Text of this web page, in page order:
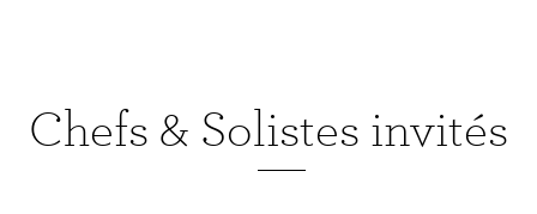
Chefs & Solistes invités